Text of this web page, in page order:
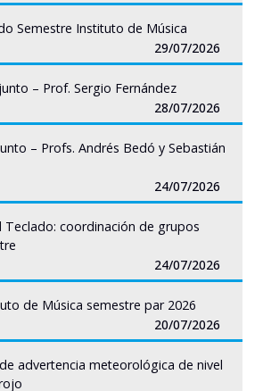
Semestre Instituto de Música
29/07/2026
– Prof. Sergio Fernández
28/07/2026
– Profs. Andrés Bedó y Sebastián
24/07/2026
Teclado: coordinación de grupos
24/07/2026
de Música semestre par 2026
20/07/2026
advertencia meteorológica de nivel